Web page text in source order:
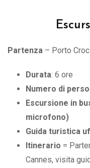
Partenza – Porto
Durata: 6 ore
Numero di
Escursione in
microfono)
Guida turistica
Itinerario =
Cannes, visita